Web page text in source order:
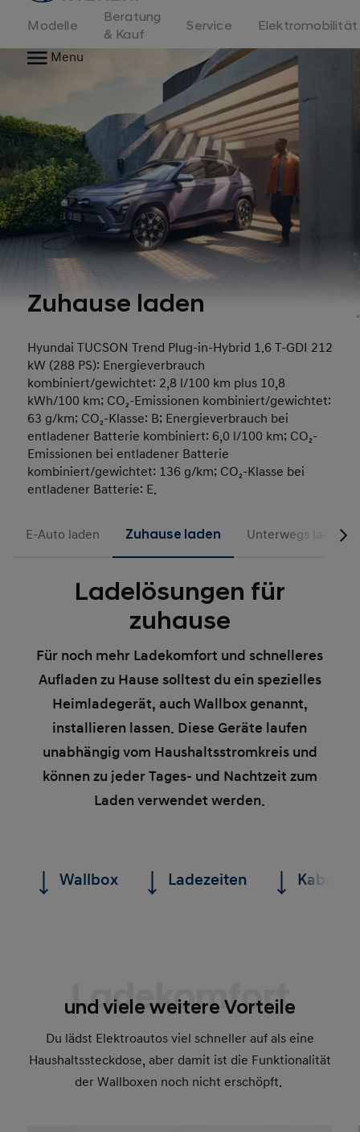
Modelle
Beratung
& Kauf
Service
Elektromobilität
Menu
Zuhause laden
Hyundai TUCSON Trend Plug-in-Hybrid 1.6 T-GDI 212
kW (288 PS): Energieverbrauch
kombiniert/gewichtet: 2,8 l/100 km plus 10,8
kWh/100 km; CO₂-Emissionen kombiniert/gewichtet:
63 g/km; CO₂-Klasse: B; Energieverbrauch bei
entladener Batterie kombiniert: 6,0 l/100 km; CO₂-
Emissionen bei entladener Batterie
kombiniert/gewichtet: 136 g/km; CO₂-Klasse bei
entladener Batterie: E.
E-Auto laden Zuhause laden Unterwegs laden
Ladelösungen für
zuhause
Für noch mehr Ladekomfort und schnelleres
Aufladen zu Hause solltest du ein spezielles
Heimladegerät, auch Wallbox genannt,
installieren lassen. Diese Geräte laufen
unabhängig vom Haushaltsstromkreis und
können zu jeder Tages- und Nachtzeit zum
Laden verwendet werden.
Wallbox Ladezeiten Kabel &
Ladekomfort
und viele weitere Vorteile
Du lädst Elektroautos viel schneller auf als eine
Haushaltssteckdose, aber damit ist die Funktionalität
der Wallboxen noch nicht erschöpft.